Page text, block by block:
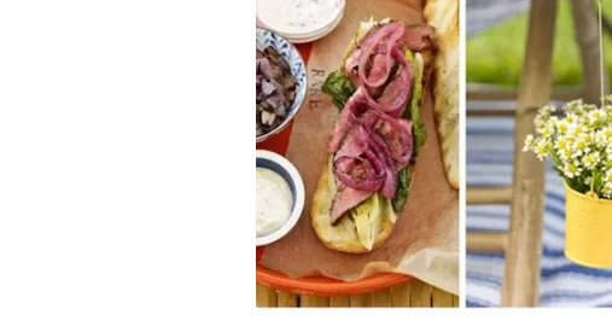
Dolci Pasqua
San Valentino